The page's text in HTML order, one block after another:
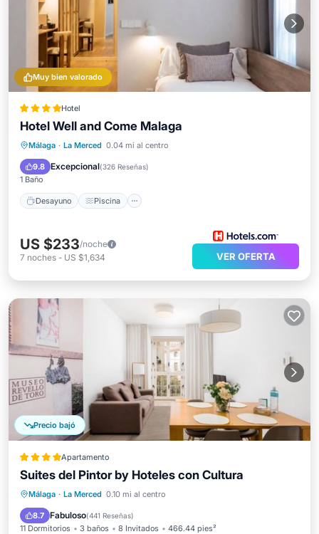
Muy bien valorado
Hotel
Hotel Well and Come Malaga
Málaga · La Merced 0.04 mi al centro
9.8 Excepcional(326 Reseñas)
1 Baño
Desayuno Piscina
Desayuno Piscina
US $233/noche
7 noches - US $1,634 VER OFERTA
Precio bajó
Apartamento
Suites del Pintor by Hoteles con Cultura
Málaga · La Merced 0.10 mi al centro
8.7 Fabuloso(441 Reseñas)
11 Dormitorios 3 baños 8 Invitados 466.44 pies²
Frente al mar
Desayuno
Aparcamiento